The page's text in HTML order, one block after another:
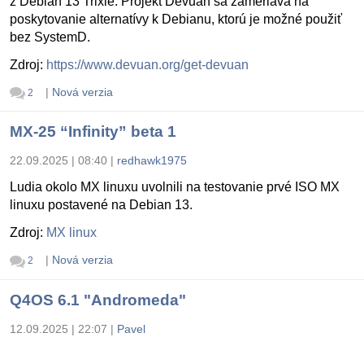
poskytovanie alternatívy k Debianu, ktorú je možné použiť
bez SystemD.
Zdroj: https://www.devuan.org/get-devuan
2 | Nová verzia
MX-25 “Infinity” beta 1
22.09.2025 | 08:40 | redhawk1975
Ludia okolo MX linuxu uvolnili na testovanie prvé ISO MX
linuxu postavené na Debian 13.
Zdroj: MX linux
2 | Nová verzia
Q4OS 6.1 "Andromeda"
12.09.2025 | 22:07 | Pavel